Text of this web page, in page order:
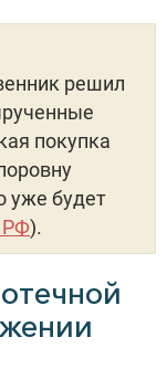
решил
покупка
уже будет
РФ).